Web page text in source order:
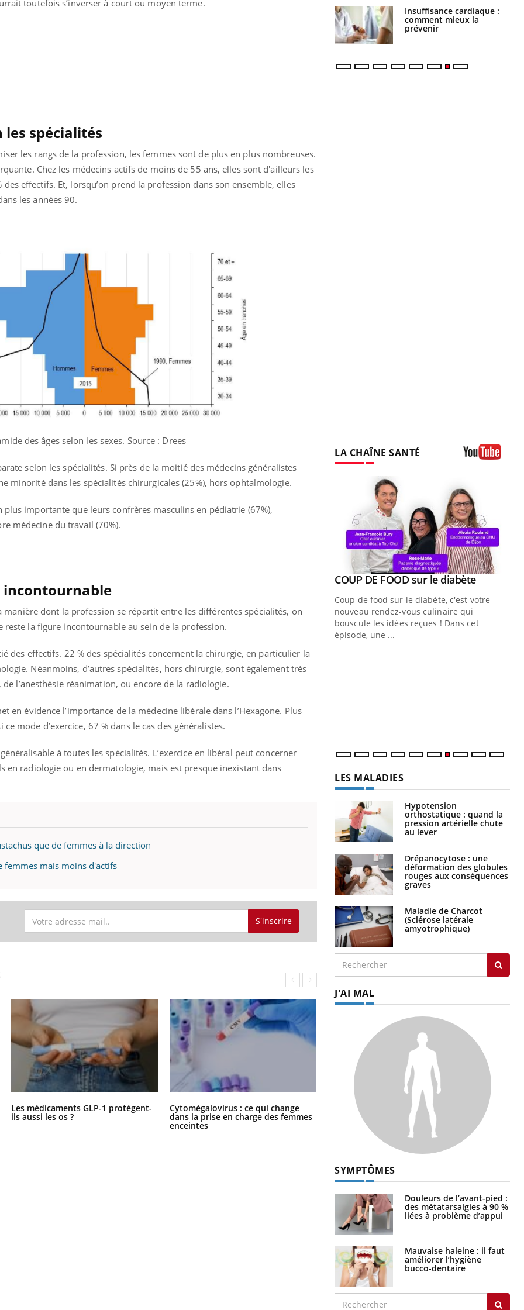
toutefois s’inverser à court ou moyen terme.
les spécialités
les rangs de la profession, les femmes sont de plus en plus nombreuses.
Chez les médecins actifs de moins de 55 ans, elles sont d'ailleurs les
effectifs. Et, lorsqu’on prend la profession dans son ensemble, elles
les années 90.
des âges selon les sexes. Source : Drees
selon les spécialités. Si près de la moitié des médecins généralistes
minorité dans les spécialités chirurgicales (25%), hors ophtalmologie.
importante que leurs confrères masculins en pédiatrie (67%),
médecine du travail (70%).
incontournable
manière dont la profession se répartit entre les différentes spécialités, on
reste la figure incontournable au sein de la profession.
des effectifs. 22 % des spécialités concernent la chirurgie, en particulier la
Néanmoins, d’autres spécialités, hors chirurgie, sont également très
de l’anesthésie réanimation, ou encore de la radiologie.
en évidence l’importance de la médecine libérale dans l’Hexagone. Plus
mode d’exercice, 67 % dans le cas des généralistes.
à toutes les spécialités. L’exercice en libéral peut concerner
en radiologie ou en dermatologie, mais est presque inexistant dans
que de femmes à la direction
femmes mais moins d'actifs
S'inscrire
Les médicaments GLP-1 protègent-
ils aussi les os ?
Cytomégalovirus : ce qui change
dans la prise en charge des femmes
enceintes
La sieste empêche-t-elle de dormir
la nuit ?
Insuffisance cardiaque :
comment mieux la
prévenir
Autisme : pourquoi le
cerveau reconnaît-il les
visages autrement ?
LA CHAÎNE SANTÉ
l’accès à la médecine
lié à un groupe
innove en matière de bilan de
» permet ...
Youtube
COUP DE FOOD sur le diabèteYoutube
Coup de food sur le diabète, c'est votre
nouveau rendez-vous culinaire qui
bouscule les idées reçues ! Dans cet
épisode, une ...
Youtube
Quand l’entreprise mise sur le bien
"Les rendez-vous de la santé et de la
qualité de vie au travail" de Pourquoi
Docteur reçoivent Régis Blugeon, DRH et
LES MALADIES
Hypotension
orthostatique : quand la
pression artérielle chute
au lever
Drépanocytose : une
déformation des globules
rouges aux conséquences
graves
Maladie de Charcot
(Sclérose latérale
amyotrophique)
J'AI MAL
SYMPTÔMES
Douleurs de l’avant-pied :
des métatarsalgies à 90 %
liées à problème d’appui
Mauvaise haleine : il faut
améliorer l’hygiène
bucco-dentaire